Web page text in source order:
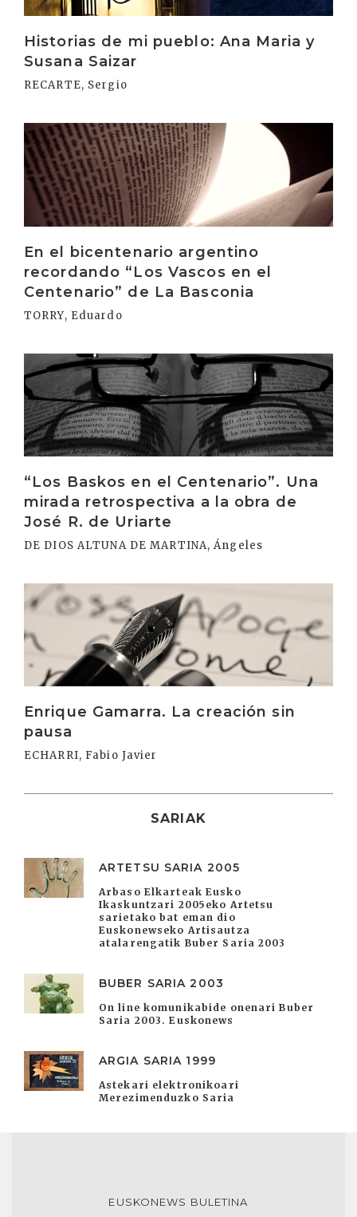
Historias de mi pueblo: Ana Maria y
Susana Saizar
RECARTE, Sergio
En el bicentenario argentino
recordando “Los Vascos en el
Centenario” de La Basconia
TORRY, Eduardo
Irakurri
“Los Baskos en el Centenario”. Una
mirada retrospectiva a la obra de
José R. de Uriarte
DE DIOS ALTUNA DE MARTINA, Ángeles
Irakurri
Enrique Gamarra. La creación sin
pausa
ECHARRI, Fabio Javier
Irakurri
SARIAK
ARTETSU SARIA 2005
Arbaso Elkarteak Eusko
Ikaskuntzari 2005eko Artetsu
sarietako bat eman dio
Euskonewseko Artisautza
atalarengatik Buber Saria 2003
BUBER SARIA 2003
On line komunikabide onenari Buber
Saria 2003. Euskonews
ARGIA SARIA 1999
Astekari elektronikoari
Merezimenduzko Saria
EUSKONEWS BULETINA